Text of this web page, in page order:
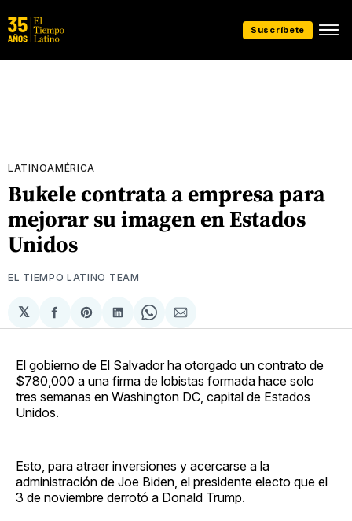
Suscríbete
LATINOAMÉRICA
Bukele contrata a empresa para
mejorar su imagen en Estados
Unidos
EL TIEMPO LATINO TEAM
𝕏
Compartir
en
Share
on
Compartir
en
Share
on
Compartir
via
El gobierno de El Salvador ha otorgado un contrato de
$780,000 a una firma de lobistas formada hace solo
tres semanas en Washington DC, capital de Estados
Unidos.
Esto, para atraer inversiones y acercarse a la
administración de Joe Biden, el presidente electo que el
3 de noviembre derrotó a Donald Trump.